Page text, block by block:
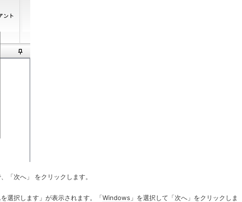
「次へ」 をクリックします。
を選択します」が表示されます。「Windows 」を選択して「次へ」をクリックしま